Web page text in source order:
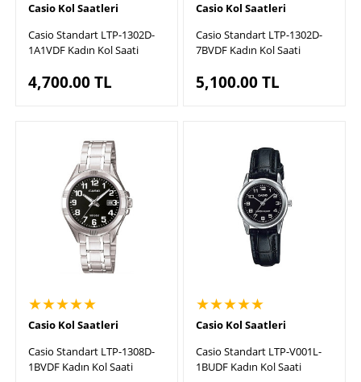
Casio Kol Saatleri
Casio Standart LTP-1302D-
1A1VDF Kadın Kol Saati
4,700.00TL
Casio Kol Saatleri
Casio Standart LTP-1302D-
7BVDF Kadın Kol Saati
5,100.00TL
★★★★★
Casio Kol Saatleri
Casio Standart LTP-1308D-
1BVDF Kadın Kol Saati
★★★★★
Casio Kol Saatleri
Casio Standart LTP-V001L-
1BUDF Kadın Kol Saati